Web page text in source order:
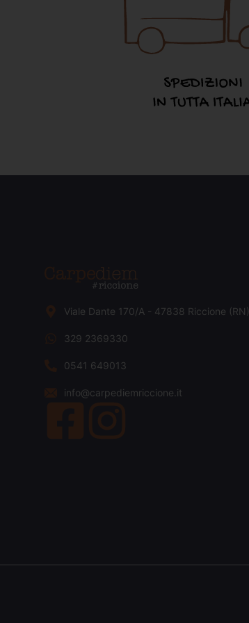
Viale Dante 170/A - 47838 Riccione (RN)
329 2369330
0541 649013
info@carpediemriccione.it